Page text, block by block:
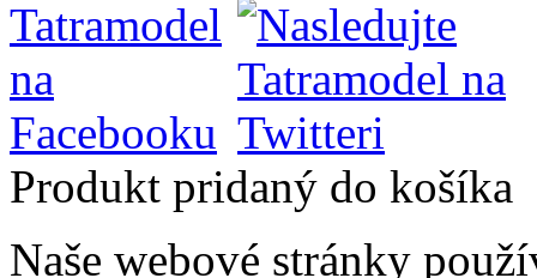
Produkt pridaný do košíka
Naše webové stránky